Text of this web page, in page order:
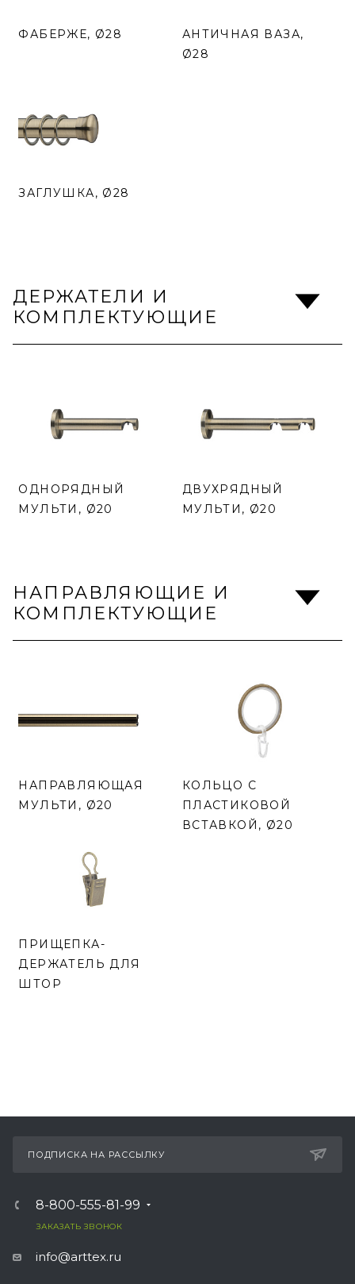
ФАБЕРЖЕ, Ø28
АНТИЧНАЯ ВАЗА,
Ø28
ЗАГЛУШКА, Ø28
ДЕРЖАТЕЛИ И
КОМПЛЕКТУЮЩИЕ
ОДНОРЯДНЫЙ
МУЛЬТИ, Ø20
ДВУХРЯДНЫЙ
МУЛЬТИ, Ø20
НАПРАВЛЯЮЩИЕ И
КОМПЛЕКТУЮЩИЕ
НАПРАВЛЯЮЩАЯ
МУЛЬТИ, Ø20
КОЛЬЦО С
ПЛАСТИКОВОЙ
ВСТАВКОЙ, Ø20
ПРИЩЕПКА-
ДЕРЖАТЕЛЬ ДЛЯ
ШТОР
ПОДПИСКА НА РАССЫЛКУ
8-800-555-81-99
ЗАКАЗАТЬ ЗВОНОК
info@arttex.ru